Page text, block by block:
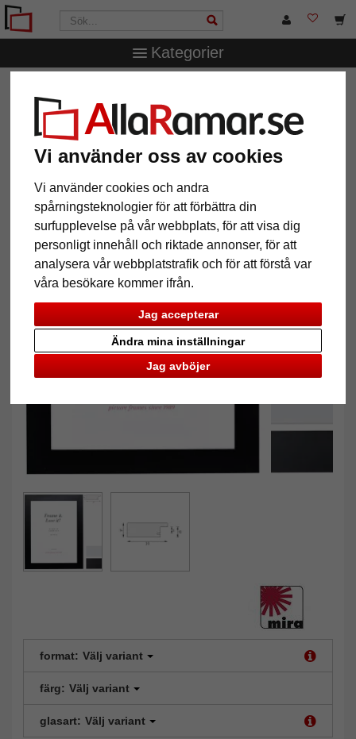
Vi använder oss av cookies
Vi använder cookies och andra
spårningsteknologier för att förbättra din
surfupplevelse på vår webbplats, för att visa dig
personligt innehåll och riktade annonser, för att
analysera vår webbplatstrafik och för att förstå var
våra besökare kommer ifrån.
Jag accepterar
Jag avböjer
Ändra mina inställningar
Kategorier
bred
Träram Top Pro bred
Tillbaka
format: Välj variant
färg: Välj variant
glasart: Välj variant